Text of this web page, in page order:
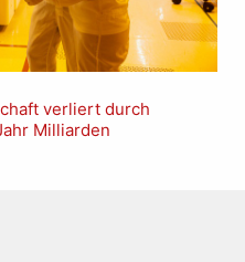
verliert durch
Milliarden